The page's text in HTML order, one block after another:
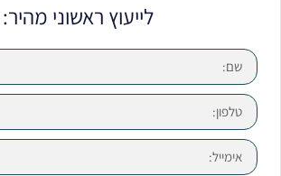
לייעוץ ראשוני מהיר: